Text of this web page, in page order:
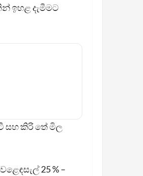
ඉහළ දැමීමට
සහ කිරි තේ මිල
25 % –